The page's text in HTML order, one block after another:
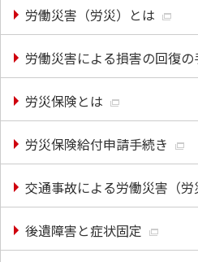
労働災害（労災）とは
労働災害による損害の回復の
労災保険とは
労災保険給付申請手続き
交通事故による労働災害（
後遺障害と症状固定